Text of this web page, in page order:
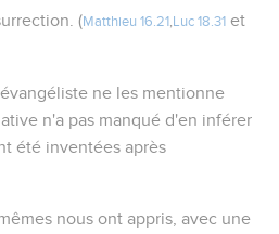
(Matthieu 16.21 Luc 18.31 et
ne les mentionne
n'a pas manqué d'en inférer
été inventées après
nous ont appris, avec une